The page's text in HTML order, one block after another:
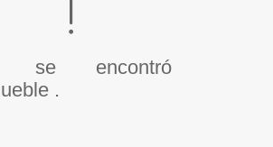
se encontró
.